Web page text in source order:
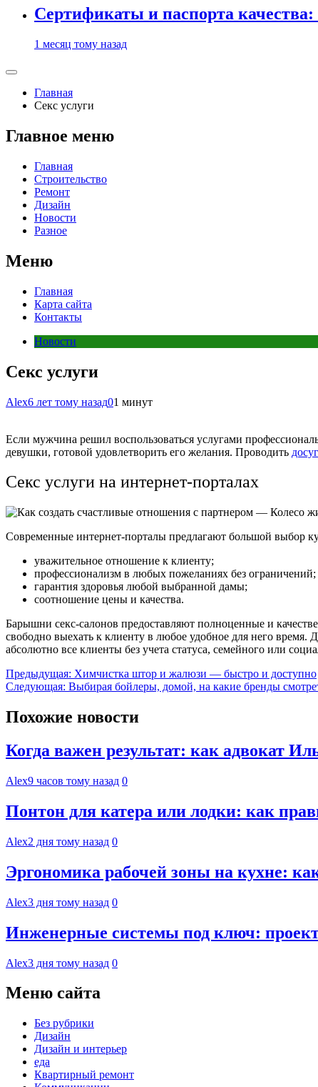
Сертификаты и паспорта
1 месяц тому назад
Главная
Секс услуги
Главное меню
Главная
Строительство
Ремонт
Дизайн
Новости
Разное
Меню
Главная
Карта сайта
Контакты
Новости
Секс услуги
Alex6 лет тому назад01 минут
Если мужчина решил воспользоваться услугами
девушки, готовой удовлетворить его желания. Проводить
Секс услуги на интернет-порталах
Современные интернет-порталы предлагают большой выбор
уважительное отношение к клиенту;
профессионализм в любых пожеланиях без ограничений;
гарантия здоровья любой выбранной дамы;
соотношение цены и качества.
Барышни секс-салонов предоставляют полноценные и
свободно выехать к клиенту в любое удобное для него
абсолютно все клиенты без учета статуса, семейного или
Навигация
по
записям
Предыдущая: Химчистка штор и жалюзи — быстро и доступно
Следующая: Выбирая бойлеры, домой, на какие бренды
Похожие новости
Когда важен результат: как адвокат
Alex9 часов тому назад 0
Понтон для катера или лодки: как
Alex2 дня тому назад 0
Эргономика рабочей зоны на кухне:
Alex3 дня тому назад 0
Инженерные системы под ключ:
Alex3 дня тому назад 0
Меню сайта
Без рубрики
Дизайн
Дизайн и интерьер
еда
Квартирный ремонт